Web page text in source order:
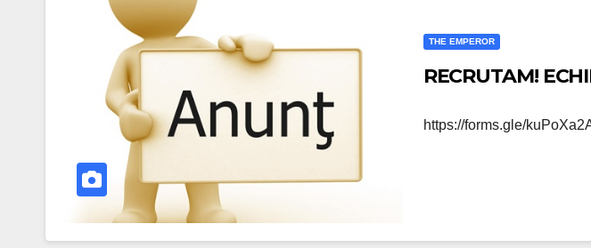
THE EMPEROR
RECRUTAM!
https://forms.gle/